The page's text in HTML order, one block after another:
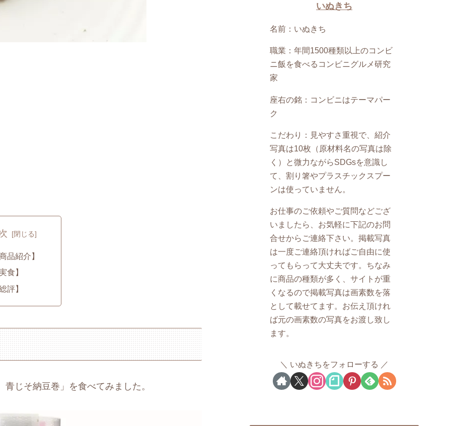
品紹介】
食】
評】
じそ納豆巻」を食べてみました。
いぬきち
名前：いぬきち
職業：年間1500種類以上のコンビ
ニ飯を食べるコンビニグルメ研究
家
座右の銘：コンビニはテーマパー
ク
こだわり：見やすさ重視で、紹介
写真は10枚（原材料名の写真は除
く）と微力ながらSDGsを意識し
て、割り箸やプラスチックスプー
ンは使っていません。
お仕事のご依頼やご質問などござ
いましたら、お気軽に下記のお問
合せからご連絡下さい。掲載写真
は一度ご連絡頂ければご自由に使
ってもらって大丈夫です。ちなみ
に商品の種類が多く、サイトが重
くなるので掲載写真は画素数を落
として載せてます。お伝え頂けれ
ば元の画素数の写真をお渡し致し
ます。
いぬきちをフォローする